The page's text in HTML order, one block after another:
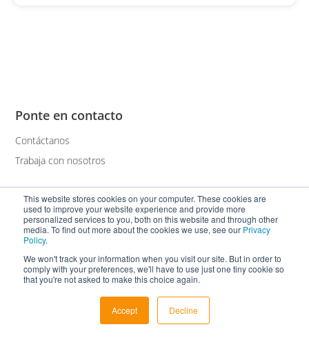
This website stores cookies on your computer. These cookies are
used to improve your website experience and provide more
personalized services to you, both on this website and through other
media. To find out more about the cookies we use, see our Privacy
Policy.
We won't track your information when you visit our site. But in order to
comply with your preferences, we'll have to use just one tiny cookie so
that you're not asked to make this choice again.
Accept Decline
Servicios
Servicios de traducción y
Ponte en contacto
Contáctanos
Trabaja con nosotros
¡Síguenos!